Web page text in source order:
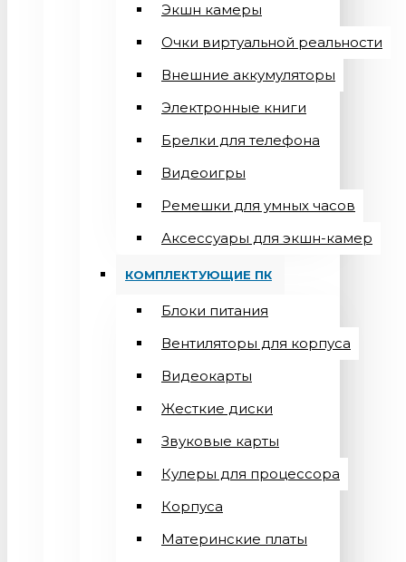
Экшн камеры
Очки виртуальной реальности
Внешние аккумуляторы
Электронные книги
Брелки для телефона
Видеоигры
Ремешки для умных часов
Аксессуары для экшн-камер
КОМПЛЕКТУЮЩИЕ ПК
Блоки питания
Вентиляторы для корпуса
Видеокарты
Жесткие диски
Звуковые карты
Кулеры для процессора
Корпуса
Материнские платы